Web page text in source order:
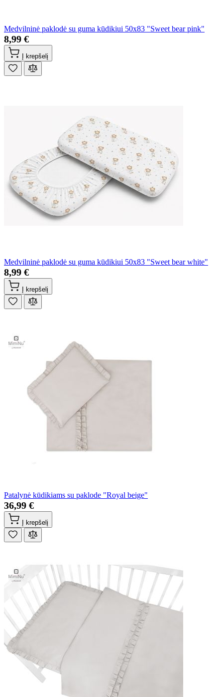
Medvilninė paklodė su guma kūdikiui 50x83 "Sweet bear pink"
8,99 €
Į krepšelį
Medvilninė paklodė su guma kūdikiui 50x83 "Sweet bear white"
8,99 €
Į krepšelį
Patalynė kūdikiams su paklode "Royal beige"
36,99 €
Į krepšelį